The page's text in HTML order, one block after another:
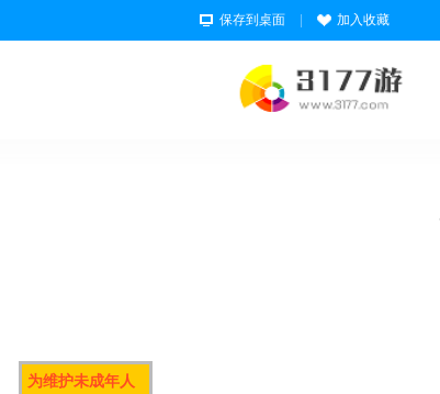
保存到桌面 加入收藏
为维护未成年人